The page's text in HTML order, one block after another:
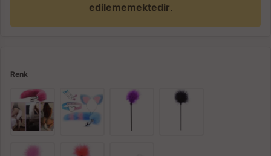
edilememektedir.
Renk